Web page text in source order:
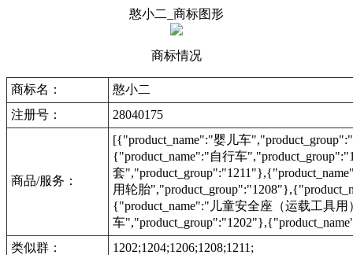
憨小二_商标图形
商标情况
商标名：
憨小二
注册号：
28040175
商品/服务：
[{"product_name":"婴儿车
{"product_name":"自行车
套
用轮胎
{"product_name":"儿童安全座（运载工具
车
类似群：
1202;1204;1206;1208;1211;